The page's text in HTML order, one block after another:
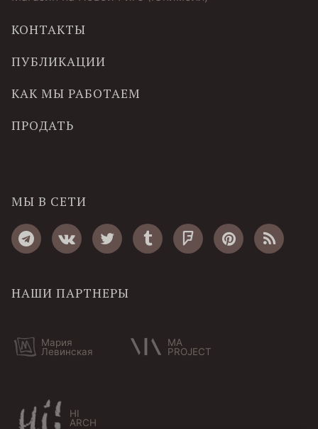
КОНТАКТЫ
ПУБЛИКАЦИИ
КАК МЫ РАБОТАЕМ
ПРОДАТЬ
МЫ В СЕТИ
НАШИ ПАРТНЕРЫ
Мария
Левинская
MA
PROJECT
HI
ARCH